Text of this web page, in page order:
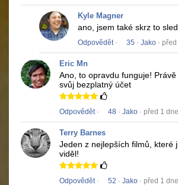
Kyle Magner
ano, jsem také skrz to
Odpovědět· 35 · Jako ·
Eric Mn
Ano, to opravdu funguje!
svůj bezplatný účet
Odpovědět· 48 · Jako · před 1
Terry Barnes
Jeden z nejlepších filmů, které
viděl!
Odpovědět· 52 · Jako · před 1